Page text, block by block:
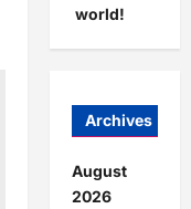
world!
Archives
August
2026